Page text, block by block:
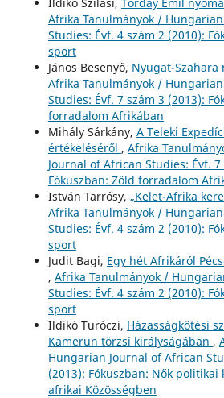
Afrika Tanulmányok /
Studies: Évf. 4 szám 2 (2010):
sport
János Besenyő, Nyugat-Szahara
Afrika Tanulmányok /
Studies: Évf. 7 szám 3 (2013):
forradalom Afrikában
Mihály Sárkány, A Teleki
értékeléséről , Afrika
Journal of African Studies: Évf. 7
Fókuszban: Zöld forradalom
István Tarrósy, „Kelet-Afrika
Afrika Tanulmányok /
Studies: Évf. 4 szám 2 (2010):
sport
Judit Bagi, Egy hét Afrikáról
, Afrika Tanulmányok /
Studies: Évf. 4 szám 2 (2010):
sport
Ildikó Turóczi, Házasságkötési
Kamerun törzsi királyságában ,
Hungarian Journal of African
(2013): Fókuszban: Nők politikai
afrikai Közösségben